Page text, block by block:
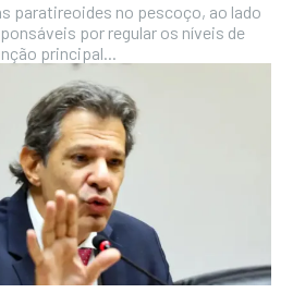
paratireoides no pescoço, ao lado
por regular os níveis de
principal...